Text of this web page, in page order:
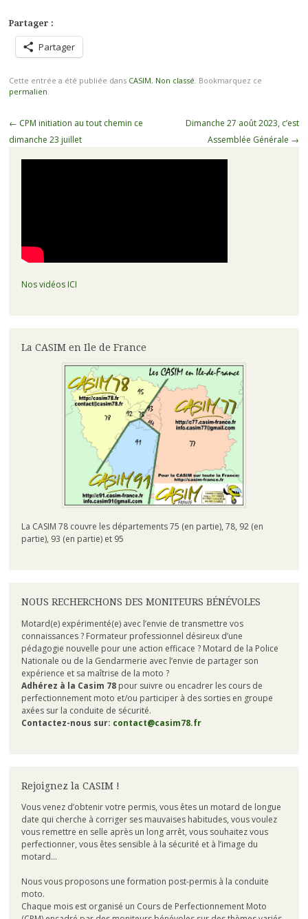
Partager :
Partager
Cette entrée a été publiée dans CASIM, Non classé . Bookmarquez ce
permalien
Navigation
des
← CPM initiation au tout chemin ce
dimanche 23 juillet
Dimanche 27 août 2023, c’est
Assemblée Générale →
Nos vidéos ICI
La CASIM en Ile de France
La CASIM 78 couvre les départements 75 (en partie), 78, 92 (en
partie), 93 (en partie) et 95
NOUS RECHERCHONS DES MONITEURS BÉNÉVOLES
Motard(e) expérimenté(e) avec l’envie de transmettre vos
connaissances ? Formateur professionnel désireux d’une
pédagogie nouvelle pour une action efficace ? Motard de la Police
Nationale ou de la Gendarmerie avec l’envie de partager son
expérience et sa maîtrise de la moto ?
Adhérez à la Casim 78pour suivre ou encadrer les cours de
perfectionnement moto et/ou participer à des sorties en groupe
axées sur la conduite de sécurité.
Contactez-nous sur: contact@casim78.fr
Rejoignez la CASIM !
Vous venez d’obtenir votre permis, vous êtes un motard de longue
date qui cherche à corriger ses mauvaises habitudes, vous voulez
vous remettre en selle après un long arrêt, vous souhaitez vous
perfectionner, vous êtes sensible à la sécurité et à l’image du
motard…
Nous vous proposons une formation post-permis à la conduite
moto.
Chaque mois est organisé un Cours de Perfectionnement Moto